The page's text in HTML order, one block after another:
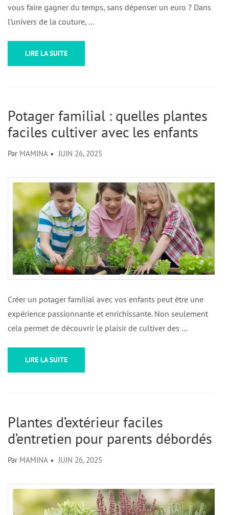
vous faire gagner du temps, sans dépenser un euro ? Dans
l’univers de la couture, …
LIRE LA SUITE
Potager familial : quelles plantes
faciles cultiver avec les enfants
Par MAMINA JUIN 26, 2025
Créer un potager familial avec vos enfants peut être une
expérience passionnante et enrichissante. Non seulement
cela permet de découvrir le plaisir de cultiver des …
LIRE LA SUITE
Plantes d’extérieur faciles
d’entretien pour parents débordés
Par MAMINA JUIN 26, 2025